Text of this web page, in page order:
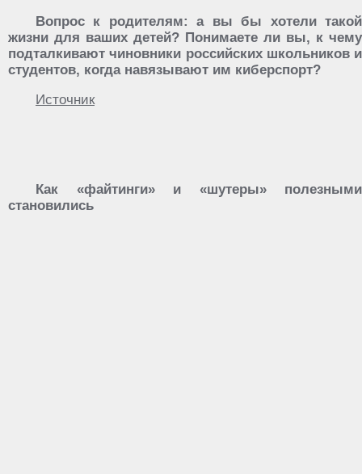
Вопрос к родителям: а вы бы хотели такой
жизни для ваших детей? Понимаете ли вы, к чему
подталкивают чиновники российских школьников и
студентов, когда навязывают им киберспорт?
Источник
Как «файтинги» и «шутеры» полезными
становились